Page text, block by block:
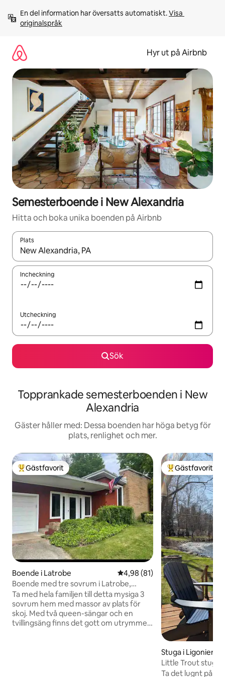
innehåll
En del information har översatts automatiskt. Visa
originalspråk
Hyr ut på Airbnb
Semesterboende i New Alexandria
Hitta och boka unika boenden på Airbnb
Plats
När resultaten är tillgängliga kan du navigera med upp- och
Incheckning
Utcheckning
Sök
Topprankade semesterboenden i New
Alexandria
Gäster håller med: Dessa boenden har höga betyg för
plats, renlighet och mer.
Populär gästfavorit
Gästfavorit
Boende i Latrobe 4,98 av 5 i genomsnittligt
4,98 (81)
Boende med tre sovrum i Latrobe,
Pennsylvania
Ta med hela familjen till detta mysiga 3
sovrum hem med massor av plats för
skoj. Med två queen-sängar och en
tvillingsäng finns det gott om utrymme
Populär
Gästfavorit
Stuga i Ligonier
Little Trout stuga
Ta det lugnt på